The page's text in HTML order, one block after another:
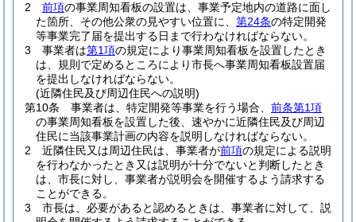
2
前項の事業周知看板の設置は、事業予定地内の道路に面し
た箇所、その他公衆の見やすい位置に、 第24条の特定開発
等事業完了届を提出する日まで行わなければならない。
3
事業者は第1項の規定により事業周知看板を設置したとき
は、規則で定めるところにより市長へ事業周知看板設置届
を提出しなければならない。
(近隣住民及び周辺住民への説明)
第10条
事業者は、特定開発等事業を行う場合、 前条第1項
の事業周知看板を設置した後、速やかに近隣住民及び周辺
住民に当該事業計画の内容を説明しなければならない。
2
近隣住民又は周辺住民は、事業者が前項の規定による説明
を行わなかったとき又は説明が十分でないと判断したとき
は、市長に対し、事業者が説明会を開催するよう請求する
ことができる。
3
市長は、必要があると認めるときは、事業者に対して、説